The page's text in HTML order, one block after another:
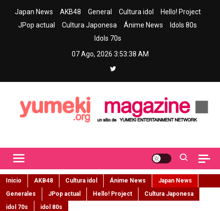
Japan News AKB48 General Cultura idol
Hello! Project
JPop actual
Cultura Japonesa Ánime News
Idols 80s
Idols 70s
07 Ago, 2026 3:53:40 AM
Inicio AKB48 Cultura idol Ánime News
Japan News
Generales
JPop actual Hello! Project
Cultura Japonesa
idol 70s
idol 80s